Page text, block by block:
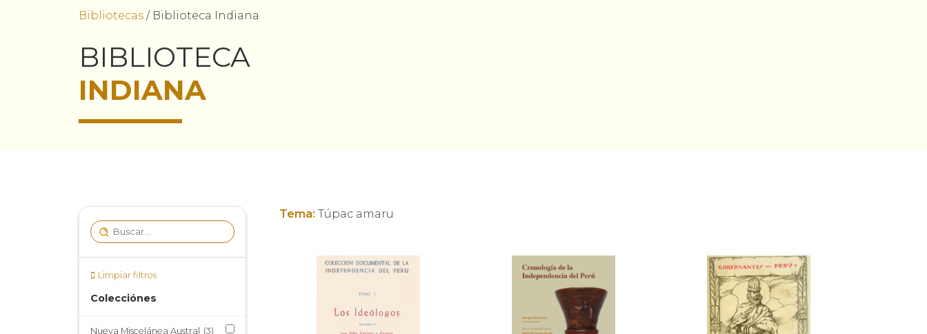
Bibliotecas / Biblioteca Indiana
BIBLIOTECA
INDIANA
Limpiar filtros
Colecciónes
Nueva Miscelánea Austral (3)
Tema: Túpac amaru